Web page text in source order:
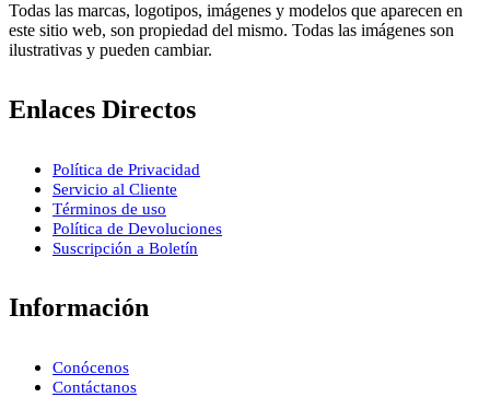
Todas las marcas, logotipos, imágenes y modelos que aparecen en
este sitio web, son propiedad del mismo. Todas las imágenes son
ilustrativas y pueden cambiar.
Enlaces Directos
Política de Privacidad
Servicio al Cliente
Términos de uso
Política de Devoluciones
Suscripción a Boletín
Información
Conócenos
Contáctanos